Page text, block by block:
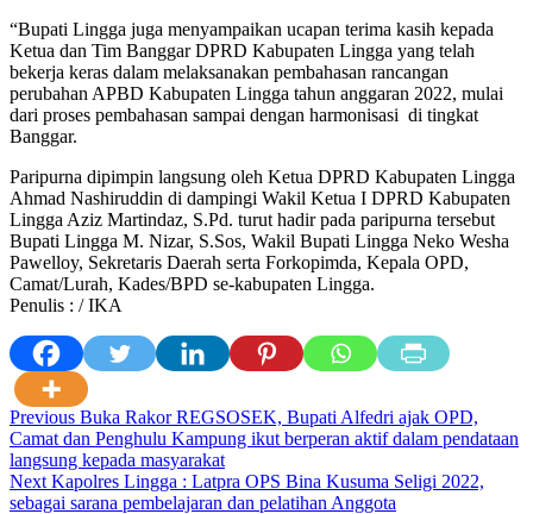
“Bupati Lingga juga menyampaikan ucapan terima kasih kepada
Ketua dan Tim Banggar DPRD Kabupaten Lingga yang telah
bekerja keras dalam melaksanakan pembahasan rancangan
perubahan APBD Kabupaten Lingga tahun anggaran 2022, mulai
dari proses pembahasan sampai dengan harmonisasi di tingkat
Banggar.
Paripurna dipimpin langsung oleh Ketua DPRD Kabupaten Lingga
Ahmad Nashiruddin di dampingi Wakil Ketua I DPRD Kabupaten
Lingga Aziz Martindaz, S.Pd. turut hadir pada paripurna tersebut
Bupati Lingga M. Nizar, S.Sos, Wakil Bupati Lingga Neko Wesha
Pawelloy, Sekretaris Daerah serta Forkopimda, Kepala OPD,
Camat/Lurah, Kades/BPD se-kabupaten Lingga.
Penulis : / IKA
Post
navigation
Previous Buka Rakor REGSOSEK, Bupati Alfedri ajak OPD,
Camat dan Penghulu Kampung ikut berperan aktif dalam pendataan
langsung kepada masyarakat
Next Kapolres Lingga : Latpra OPS Bina Kusuma Seligi 2022,
sebagai sarana pembelajaran dan pelatihan Anggota